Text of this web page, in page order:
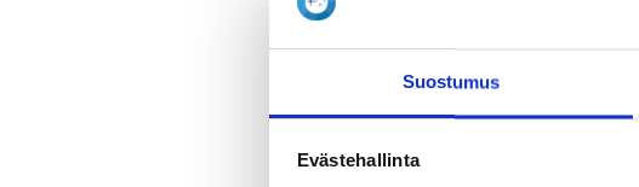
Suostumus
Evästehallinta
Mo 5.6.2023 at 00:00 - Mo 3.7.2023 at 23:59
PRICES
Tuomaripalaute 20,00 €
Tuomaripalaute lisenssin omaaville 15,00 € -